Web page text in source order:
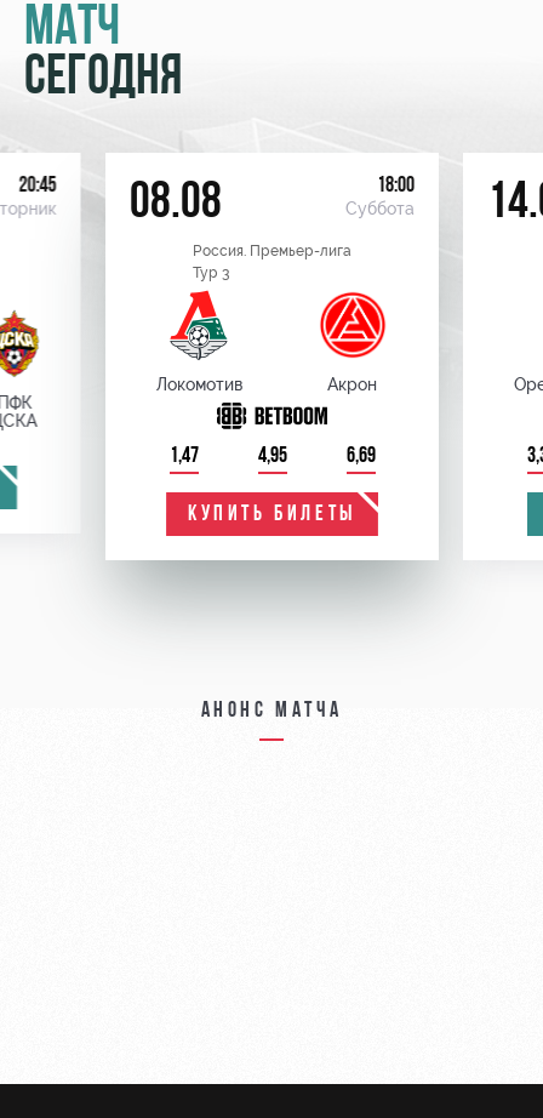
МАТЧ
СЕГОДНЯ
20:45 08.08 18:00
Суббота
Россия. Премьер-лига
Тур 3
Локомотив Акрон
1,47 4,95 6,69
КУПИТЬ БИЛЕТЫ
Анонс матча